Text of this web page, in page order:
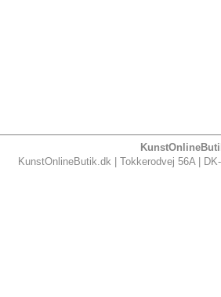
KunstOnlineButik.dk | Tokkerodvej 56A |